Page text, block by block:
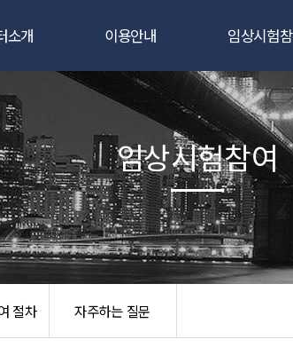
소개
말
구자
혁
도
실적
비현황
이용안내
임상시험자료관리
임상시험통계분석
연구코디네이터
임상약국
임상시험
자원자 모집
임상시험이
임상시험 참여
자주하는 질문
절차 자주하는 질문
임상시험참여